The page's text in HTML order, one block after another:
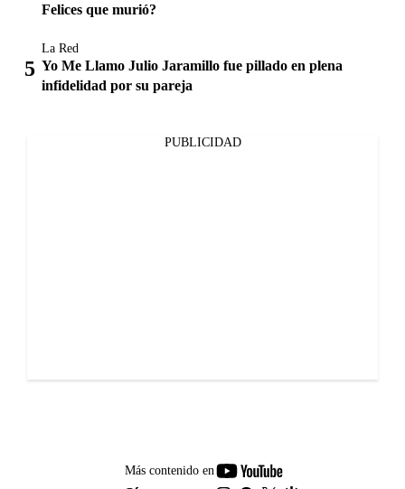
Felices que murió?
La Red
Yo Me Llamo Julio Jaramillo fue pillado en plena
infidelidad por su pareja
PUBLICIDAD
Más contenido en
youtube-